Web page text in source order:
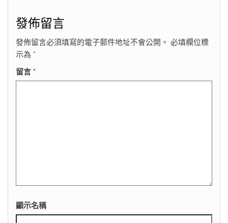
發佈留言
發佈留言必須填寫的電子郵件地址不會公開。 必填欄位標
示為 *
留言 *
顯示名稱